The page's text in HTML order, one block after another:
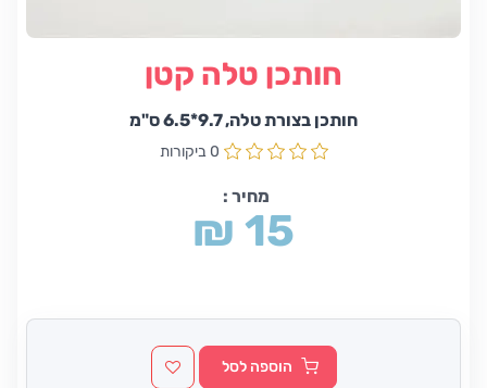
חותכן טלה קטן
חותכן בצורת טלה, 9.7*6.5 ס"מ
0 ביקורות
מחיר :
₪ 15
הוספה לסל